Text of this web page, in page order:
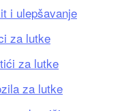
i ulepšavanje
za lutke
za lutke
za lutke